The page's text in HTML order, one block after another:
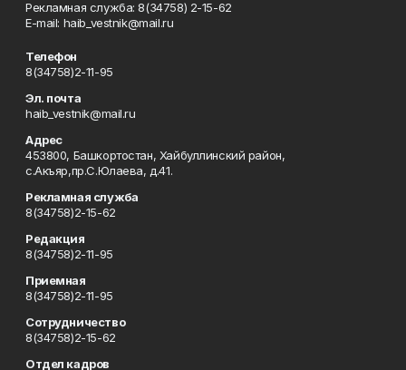
Рекламная служба: 8(34758) 2-15-62
Е-mаil: haib_vestnik@mail.ru
Телефон
8(34758)2-11-95
Эл. почта
haib_vestnik@mail.ru
Адрес
453800, Башкортостан, Хайбуллинский район,
с.Акъяр,пр.С.Юлаева, д.41.
Рекламная служба
8(34758)2-15-62
Редакция
8(34758)2-11-95
Приемная
8(34758)2-11-95
Сотрудничество
8(34758)2-15-62
Отдел кадров